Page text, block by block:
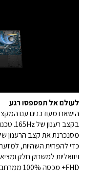
לעולם אל תפספסו רגע
כדי להפחית השהיות,
ויזואליות למשחק חלק